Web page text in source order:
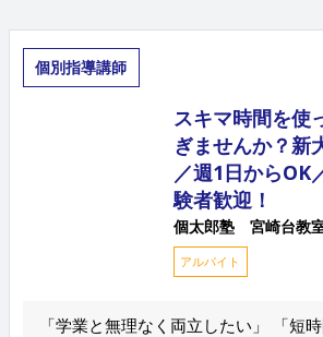
個別指導講師
スキマ時間を使
ぎませんか？新
／週1日からOK
験者歓迎！
個太郎塾 宮崎台教
アルバイト
「学業と無理なく両立したい」 「短